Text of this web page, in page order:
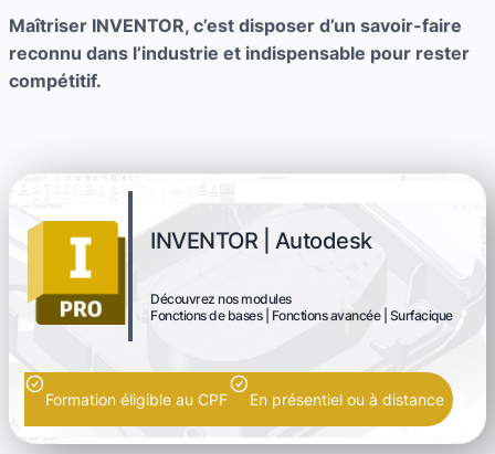
Maîtriser INVENTOR, c’est disposer d’un savoir-faire
reconnu dans l’industrie et indispensable pour rester
compétitif.
INVENTOR | Autodesk
Découvrez nos modules
Fonctions de bases | Fonctions avancée | Surfacique
Formation éligible au CPF En présentiel ou à distance